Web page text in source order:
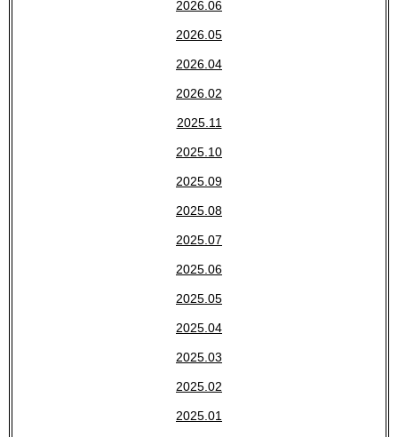
2026.06
2026.05
2026.04
2026.02
2025.11
2025.10
2025.09
2025.08
2025.07
2025.06
2025.05
2025.04
2025.03
2025.02
2025.01